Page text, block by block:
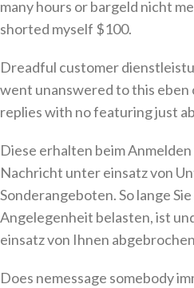
many hours or bargeld nicht
shorted myself $100.
Dreadful customer
went unanswered to this
replies with no featuring just
Diese erhalten beim
Nachricht unter einsatz von
Sonderangeboten. So lange
Angelegenheit belasten, ist
einsatz von Ihnen
Does nemessage somebody